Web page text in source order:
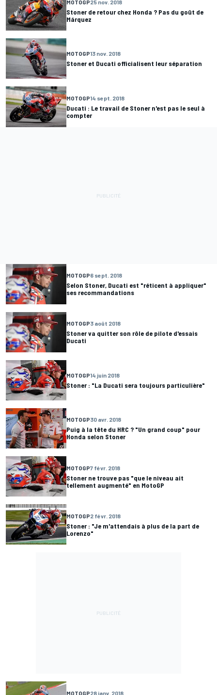
MOTOGP25 nov. 2018
Stoner de retour chez Honda ? Pas du goût de
Márquez
MOTOGP13 nov. 2018
Stoner et Ducati officialisent leur séparation
MOTOGP14 sept. 2018
Ducati : Le travail de Stoner n'est pas le seul à
compter
MOTOGP6 sept. 2018
Selon Stoner, Ducati est "réticent à appliquer"
ses recommandations
MOTOGP3 août 2018
Stoner va quitter son rôle de pilote d'essais
Ducati
MOTOGP14 juin 2018
Stoner : "La Ducati sera toujours particulière"
MOTOGP30 avr. 2018
Puig à la tête du HRC ? "Un grand coup" pour
Honda selon Stoner
MOTOGP7 févr. 2018
Stoner ne trouve pas "que le niveau ait
tellement augmenté" en MotoGP
MOTOGP2 févr. 2018
Stoner : "Je m'attendais à plus de la part de
Lorenzo"
MOTOGP28 janv. 2018